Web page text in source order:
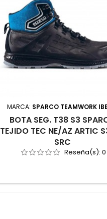
MARCA: SPARCO TEAMWORK
BOTA SEG. T38 S3
TEJIDO TEC NE/AZ ARTIC
SRC
Reseña(s): 0